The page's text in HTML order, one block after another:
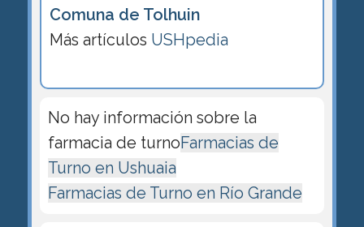
Comuna de Tolhuin
Más artículos USHpedia
No hay información sobre la
farmacia de turnoFarmacias de
Turno en Ushuaia
Farmacias de Turno en Río Grande